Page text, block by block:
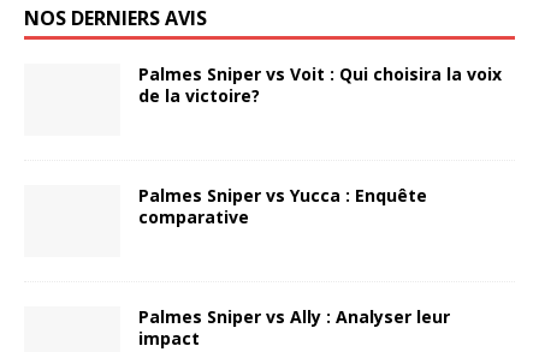
NOS DERNIERS AVIS
Palmes Sniper vs Voit : Qui choisira la voix
de la victoire?
Palmes Sniper vs Yucca : Enquête
comparative
Palmes Sniper vs Ally : Analyser leur
impact